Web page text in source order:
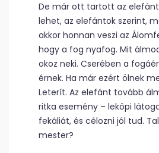
De már ott tartott az
lehet, az elefántok szerint,
akkor honnan veszi az
hogy a fog nyafog. Mit
okoz neki. Cserében a
érnek. Ha már ezért ölnek
Leterít. Az elefánt tovább
ritka esemény – leköpi
fekáliát, és célozni jól tud.
mester?